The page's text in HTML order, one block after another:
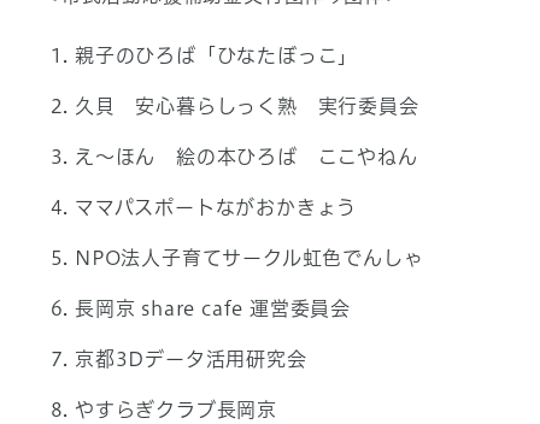
親子のひろば「ひなたぼっこ」
久貝 安心暮らしっく熟 実行委員会
え～ほん 絵の本ひろば ここやねん
ママパスポートながおかきょう
NPO法人子育てサークル虹色でんしゃ
長岡京 share cafe 運営委員会
京都3Dデータ活用研究会
やすらぎクラブ長岡京